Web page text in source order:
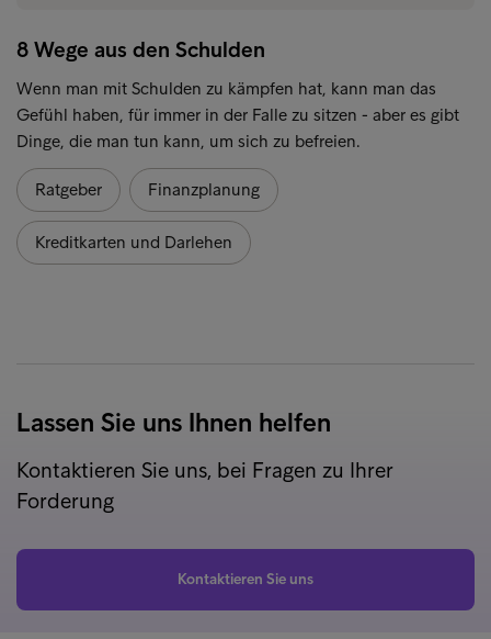
8 Wege aus den Schulden
Wenn man mit Schulden zu kämpfen hat, kann man das
Gefühl haben, für immer in der Falle zu sitzen - aber es gibt
Dinge, die man tun kann, um sich zu befreien.
Ratgeber Finanzplanung
Kreditkarten und Darlehen
Lassen Sie uns Ihnen helfen
Kontaktieren Sie uns, bei Fragen zu Ihrer
Forderung
Kontaktieren Sie uns